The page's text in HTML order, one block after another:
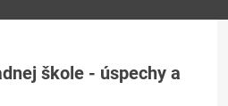
škole - úspechy a